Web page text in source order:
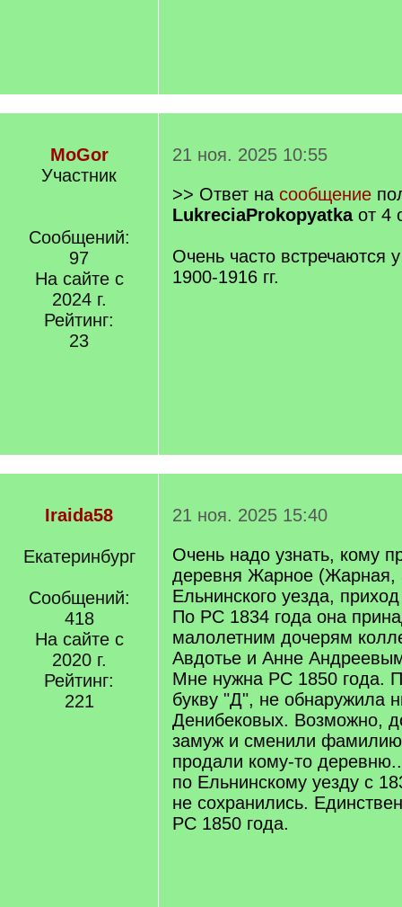
MoGor
Участник
Сообщений:
97
На сайте с
2024 г.
Рейтинг:
23
21 ноя. 2025 10:55
>> Ответ на сообщение
LukreciaProkopyatkaот 4
Очень часто встречаются
1900-1916 гг.
Iraida58
Екатеринбург
Сообщений:
418
На сайте с
2020 г.
Рейтинг:
221
21 ноя. 2025 15:40
Очень надо узнать, кому
деревня Жарное (Жарная,
Ельнинского уезда,
По РС 1834 года она
малолетним дочерям
Авдотье и Анне
Мне нужна РС 1850 года.
букву "Д", не обнаружила
Денибековых. Возможно,
замуж и сменили
продали кому-то
по Ельнинскому уезду с
не сохранились.
РС 1850 года.